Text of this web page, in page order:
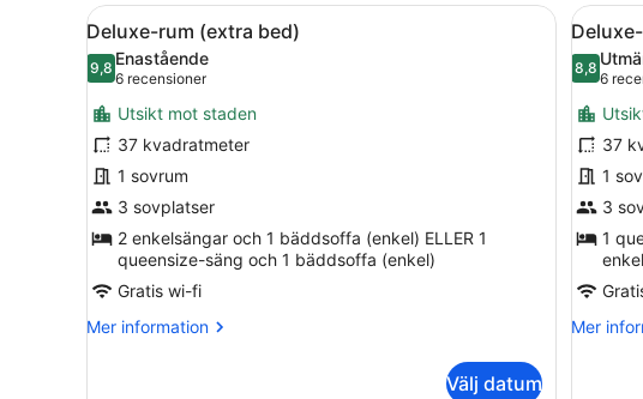
Öppna
alla
foton
för
Deluxe-
rum
(extra
bed)
1 sovrum, sängtillbehör av högsta kvalitet
3
Deluxe-rum (extra bed)
9,89,8 av 10
Enastående
6 recensioner
(6 recensioner)
Utsikt mot staden
37 kvadratmeter
1 sovrum
3 sovplatser
2 enkelsängar och 1 bäddsoffa (enkel) ELLER 1
queensize-säng och 1 bäddsoffa (enkel)
Gratis wi-fi
Mer information
Mer
Välj datum
Öppna
alla
foton
för
rum
(child
extra
bed)
3
8,88,8 av
6
(6
37
1
3
1
Mer
Mer